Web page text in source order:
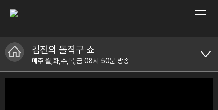
김진의 돌직구 쇼
매주 월,화,수,목,금 08시 50분 방송